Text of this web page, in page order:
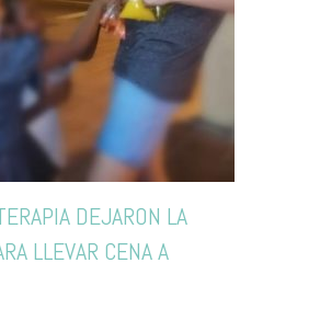
DEJARON LA
LLEVAR CENA A